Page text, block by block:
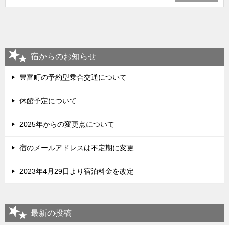
宿からのお知らせ
豊富町の予約型乗合交通について
休館予定について
2025年からの変更点について
宿のメールアドレスは不定期に変更
2023年4月29日より宿泊料金を改定
最新の投稿